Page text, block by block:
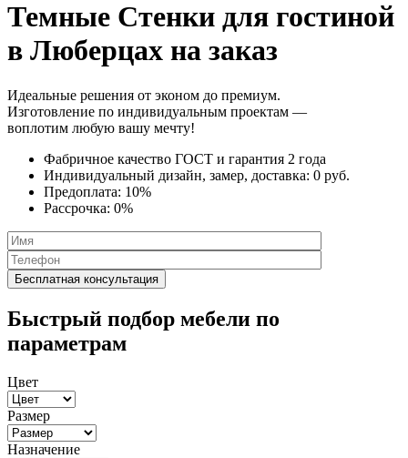
Темные Стенки для гостиной
в Люберцах на заказ
Идеальные решения от эконом до премиум.
Изготовление по индивидуальным проектам —
воплотим любую вашу мечту!
Фабричное качество ГОСТ и гарантия 2 года
Индивидуальный дизайн, замер, доставка: 0 руб.
Предоплата: 10%
Рассрочка: 0%
Быстрый подбор мебели по
параметрам
Цвет
Размер
Назначение